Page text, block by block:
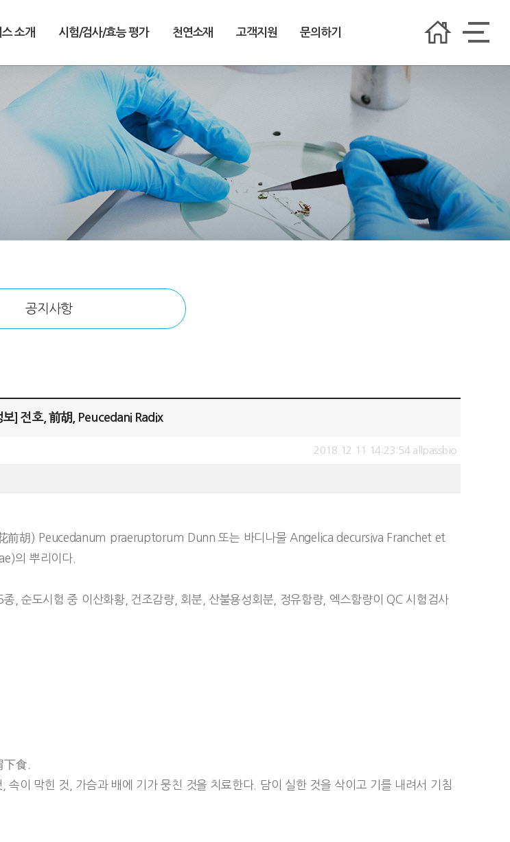
소개 시험/검사/효능 평가 천연소재 고객지원 문의하기
공지사항
보] 전호, 前胡, Peucedani Radix
2018.12.11 14:23:54 allpassbio
前胡) Peucedanum praeruptorum Dunn 또는 바디나물 Angelica decursiva Franchet et
의 뿌리이다.
, 순도시험 중 이산화황, 건조감량, 회분, 산불용성회분, 정유함량, 엑스함량이 QC 시험검사
食.
이 막힌 것, 가슴과 배에 기가 뭉친 것을 치료한다. 담이 실한 것을 삭이고 기를 내려서 기침